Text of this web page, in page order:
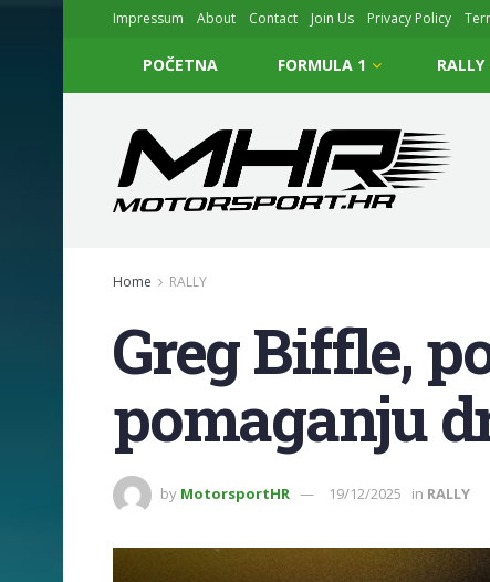
Impressum About Contact Join Us Privacy Policy
POČETNA FORMULA 1 RALLY
Home RALLY
Greg Biffle,
pomaganju
by MotorsportHR 19/12/2025 in RALLY